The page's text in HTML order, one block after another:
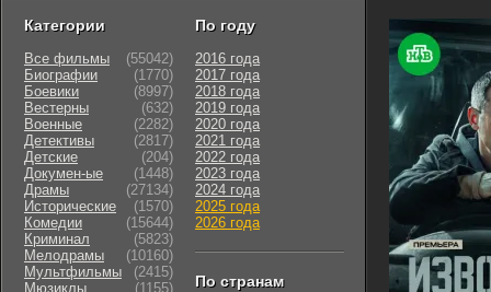
Категории
Все фильмы
(55042)
Биографии
(1770)
Боевики
(8997)
Вестерны
(632)
Военные
(2282)
Детективы
(2817)
Детские
(204)
Докумен-ые
(1448)
Драмы
(27134)
Исторические
(1570)
Комедии
(15644)
Криминал
(5823)
Мелодрамы
(10160)
Мультфильмы
(2415)
Мюзиклы
(1155)
По году
2016 года
2017 года
2018 года
2019 года
2020 года
2021 года
2022 года
2023 года
2024 года
2025 года
2026 года
По странам